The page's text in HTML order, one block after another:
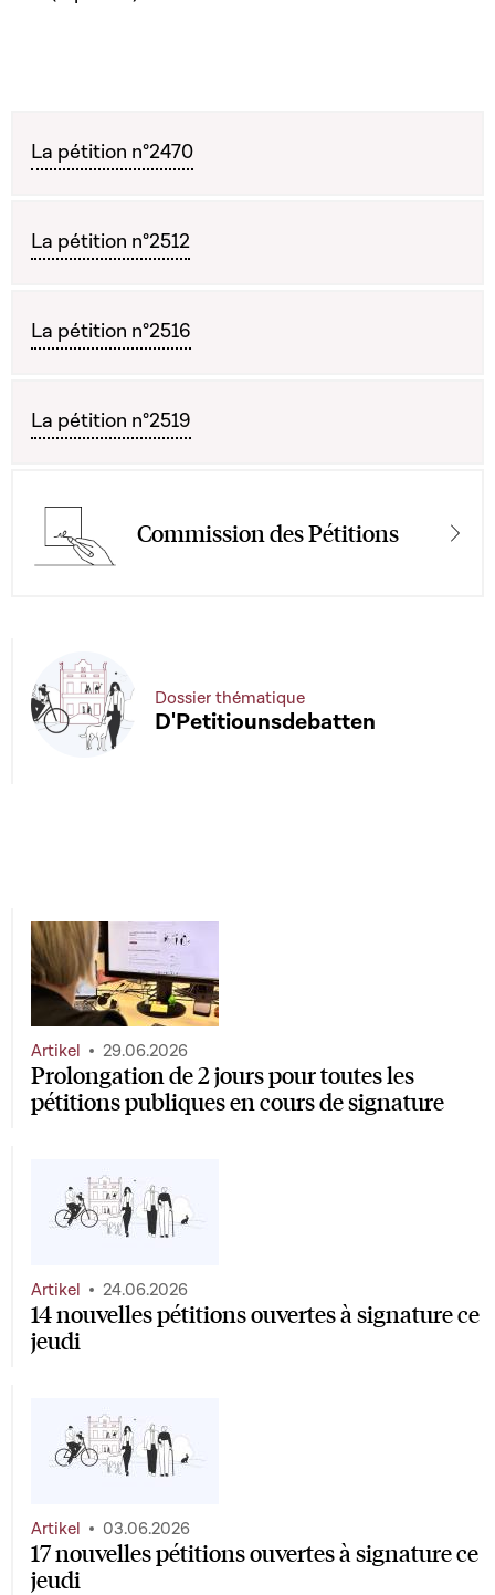
La pétition n°2470
La pétition n°2512
La pétition n°2516
La pétition n°2519
Commission des Pétitions
D'Petitiounsdebatten
Dossier thématique
Prolongation de 2 jours pour toutes les
pétitions publiques en cours de signature
Artikel 29.06.2026
14 nouvelles pétitions ouvertes à signature ce
jeudi
Artikel 24.06.2026
17 nouvelles pétitions ouvertes à signature ce
jeudi
Artikel 03.06.2026